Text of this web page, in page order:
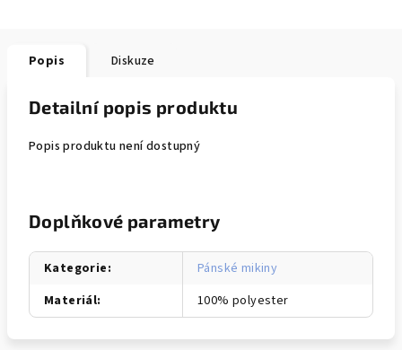
Popis Diskuze
Detailní popis produktu
Popis produktu není dostupný
Doplňkové parametry
Kategorie:
Pánské mikiny
Materiál: 100% polyester